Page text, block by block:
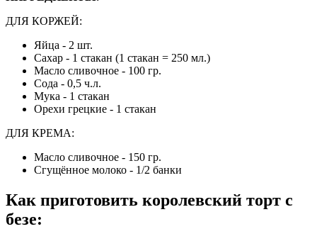
ДЛЯ КОРЖЕЙ:
Яйца - 2 шт.
Сахар - 1 стакан (1 стакан = 250 мл.)
Масло сливочное - 100 гр.
Сода - 0,5 ч.л.
Мука - 1 стакан
Орехи грецкие - 1 стакан
ДЛЯ КРЕМА:
Масло сливочное - 150 гр.
Сгущённое молоко - 1/2 банки
Как приготовить королевский торт с
безе: